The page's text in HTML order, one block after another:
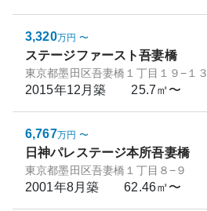
3,320万円 〜
ステージファースト吾妻橋
東京都墨田区吾妻橋１丁目１９−１３
2015年12月築 25.7㎡〜
6,767万円 〜
日神パレステージ本所吾妻橋
東京都墨田区吾妻橋１丁目８−９
2001年8月築 62.46㎡〜